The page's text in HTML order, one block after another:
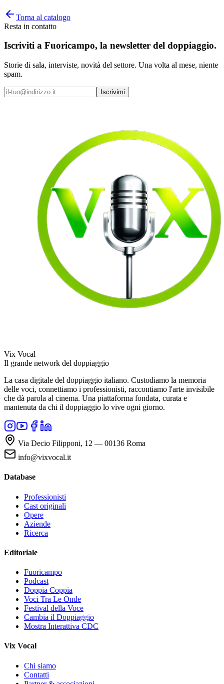
Torna al catalogo
Resta in contatto
Iscriviti a Fuoricampo, la newsletter del doppiaggio.
Storie di sala, interviste, novità del settore. Una volta al mese, niente
spam.
Iscrivimi
Vix Vocal
Il grande network del doppiaggio
La casa digitale del doppiaggio italiano. Custodiamo la memoria
delle voci, connettiamo i professionisti, raccontiamo l'arte invisibile
che dà parola al cinema. Una piattaforma fondata, curata e
mantenuta da chi il doppiaggio lo vive ogni giorno.
Via Decio Filipponi, 12 — 00136 Roma
info@vixvocal.it
Database
Professionisti
Cast originali
Opere
Aziende
Ricerca
Editoriale
Fuoricampo
Podcast
Doppia Coppia
Voci Tra Le Onde
Festival della Voce
Cambia il Doppiaggio
Mostra Interattiva CDC
Vix Vocal
Chi siamo
Contatti